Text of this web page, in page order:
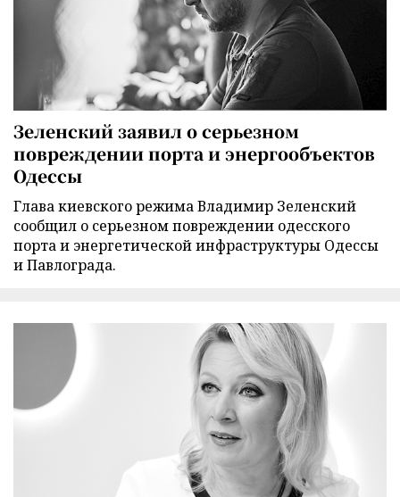
Зеленский заявил о серьезном
повреждении порта и энергообъектов
Одессы
Глава киевского режима Владимир Зеленский
сообщил о серьезном повреждении одесского
порта и энергетической инфраструктуры Одессы
и Павлограда.